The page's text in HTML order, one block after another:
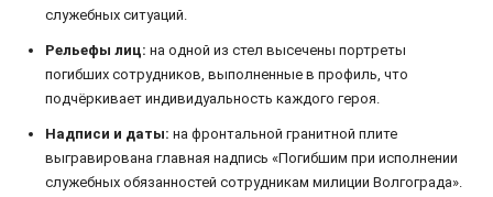
служебных ситуаций.
Рельефы лиц: на одной из стел высечены портреты
погибших сотрудников, выполненные в профиль, что
подчёркивает индивидуальность каждого героя.
Надписи и даты: на фронтальной гранитной плите
выгравирована главная надпись «Погибшим при исполнении
служебных обязанностей сотрудникам милиции Волгограда».